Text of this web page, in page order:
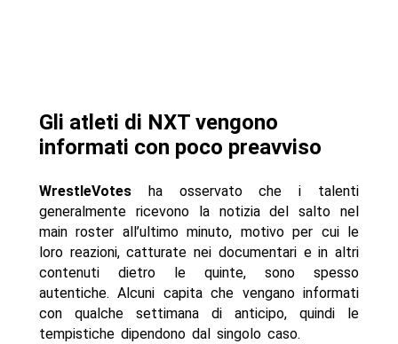
Gli atleti di NXT vengono
informati con poco preavviso
WrestleVotesha osservato che i talenti
generalmente ricevono la notizia del salto nel
main roster all’ultimo minuto, motivo per cui le
loro reazioni, catturate nei documentari e in altri
contenuti dietro le quinte, sono spesso
autentiche. Alcuni capita che vengano informati
con qualche settimana di anticipo, quindi le
tempistiche dipendono dal singolo caso.